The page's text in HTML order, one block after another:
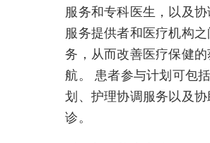
服务和专科医生，以及
服务提供者和医疗机构
务，从而改善医疗保健
航。 患者参与计划可包
划、护理协调服务以及
诊。